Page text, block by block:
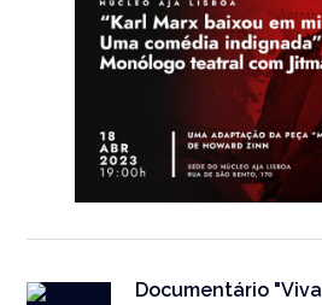
Documentário "Viva